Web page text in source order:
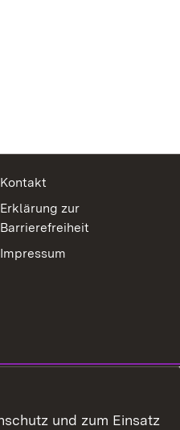
Kontakt
Erklärung zur
Barrierefreiheit
Impressum
und zum Einsatz